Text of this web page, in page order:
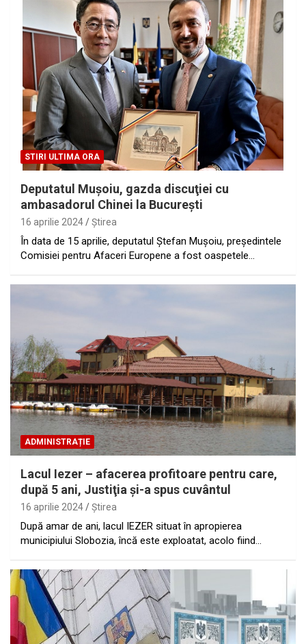
STIRI ULTIMA ORA
Deputatul Muşoiu, gazda discuţiei cu
ambasadorul Chinei la Bucureşti
16 aprilie 2024 Ştirea
În data de 15 aprilie, deputatul Ştefan Muşoiu, preşedintele
Comisiei pentru Afaceri Europene a fost oaspetele…
ADMINISTRAȚIE
Lacul Iezer – afacerea profitoare pentru care,
după 5 ani, Justiţia şi-a spus cuvântul
16 aprilie 2024 Ştirea
După amar de ani, lacul IEZER situat în apropierea
municipiului Slobozia, încă este exploatat, acolo fiind…